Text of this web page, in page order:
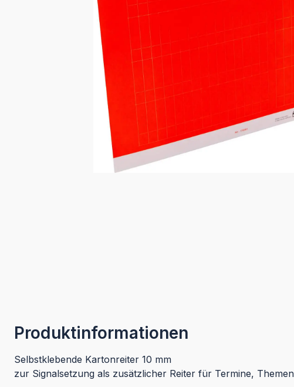
Produktinformationen
Selbstklebende Kartonreiter 10 mm
zur Signalsetzung als zusätzlicher Reiter für Termine,